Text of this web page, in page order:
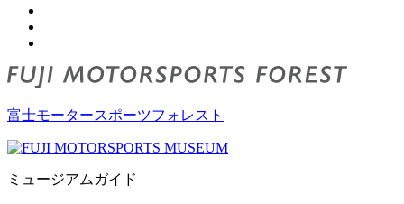
富士モータースポーツフォレスト
ミュージアムガイド